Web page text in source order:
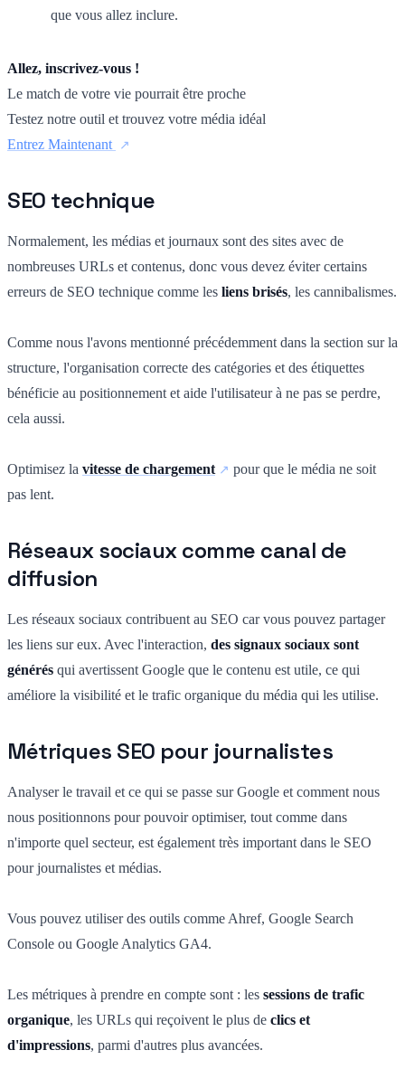
que vous allez inclure.
Allez, inscrivez-vous !
Le match de votre vie pourrait être proche
Testez notre outil et trouvez votre média idéal
Entrez Maintenant
SEO technique
Normalement, les médias et journaux sont des sites avec de
nombreuses URLs et contenus, donc vous devez éviter certains
erreurs de SEO technique comme les liens brisés, les cannibalismes.
Comme nous l'avons mentionné précédemment dans la section sur la
structure, l'organisation correcte des catégories et des étiquettes
bénéficie au positionnement et aide l'utilisateur à ne pas se perdre,
cela aussi.
Optimisez la vitesse de chargement
pour que le média ne soit
pas lent.
Réseaux sociaux comme canal de
diffusion
Les réseaux sociaux contribuent au SEO car vous pouvez partager
les liens sur eux. Avec l'interaction, des signaux sociaux sont
générés qui avertissent Google que le contenu est utile, ce qui
améliore la visibilité et le trafic organique du média qui les utilise.
Métriques SEO pour journalistes
Analyser le travail et ce qui se passe sur Google et comment nous
nous positionnons pour pouvoir optimiser, tout comme dans
n'importe quel secteur, est également très important dans le SEO
pour journalistes et médias.
Vous pouvez utiliser des outils comme Ahref, Google Search
Console ou Google Analytics GA4.
Les métriques à prendre en compte sont : les sessions de trafic
organique, les URLs qui reçoivent le plus de clics et
d'impressions, parmi d'autres plus avancées.